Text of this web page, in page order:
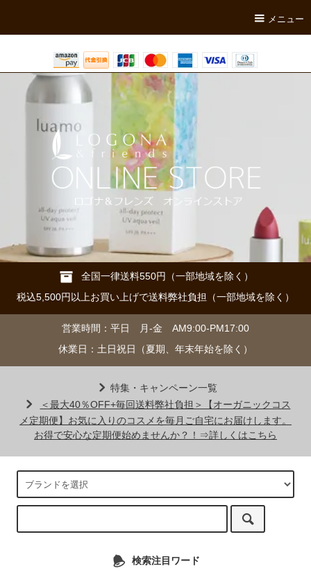
メニュー
全国一律送料550円（一部地域を除く）
税込5,500円以上お買い上げで送料弊社負担（一部地域を除く）
営業時間：平日 月-金 AM9:00-PM17:00
休業日：土日祝日（夏期、年末年始を除く）
特集・キャンペーン一覧
＜最大40％OFF+毎回送料弊社負担＞【オーガニックコス
メ定期便】お気に入りのコスメを毎月ご自宅にお届けします。
お得で安心な定期便始めませんか？！⇒詳しくはこちら
検索注目ワード